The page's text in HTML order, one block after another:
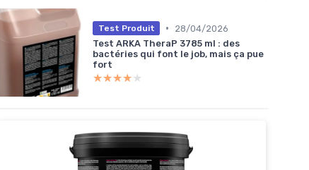
Test Produit •
28/04/2026
Test ARKA TheraP 3785 ml : des
bactéries qui font le job, mais ça pue
fort
★★★★★
★★★★★